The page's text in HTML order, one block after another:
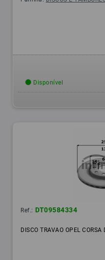
Disponível
Ref.: DT09584334
DISCO TRAVAO OPEL